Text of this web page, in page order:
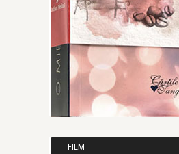
FILM